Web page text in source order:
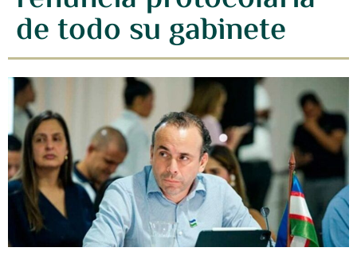
de todo su gabinete